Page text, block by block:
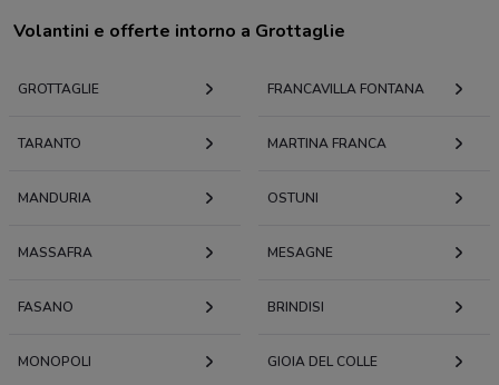
Volantini e offerte intorno a Grottaglie
GROTTAGLIE FRANCAVILLA FONTANA
TARANTO MARTINA FRANCA
MANDURIA OSTUNI
MASSAFRA MESAGNE
FASANO BRINDISI
MONOPOLI GIOIA DEL COLLE